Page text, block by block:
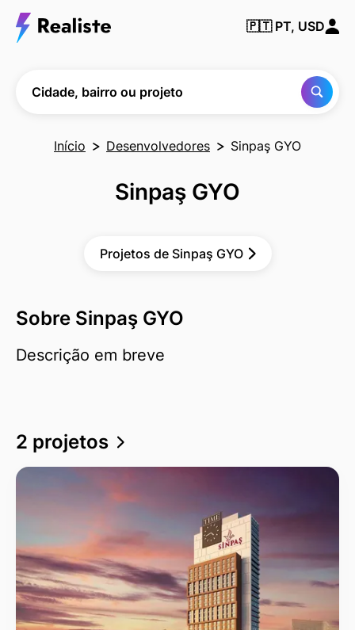
Encontre
qualquer
🇵🇹 PT, USD
Cidade, bairro ou projeto
Início Desenvolvedores Sinpaş GYO
Sinpaş GYO
Projetos de Sinpaş GYO
Sobre Sinpaş GYO
Descrição em breve
2 projetos